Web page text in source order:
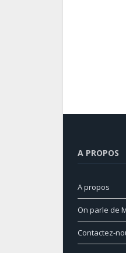
A PROPOS
A propos
On parle de
Contactez-